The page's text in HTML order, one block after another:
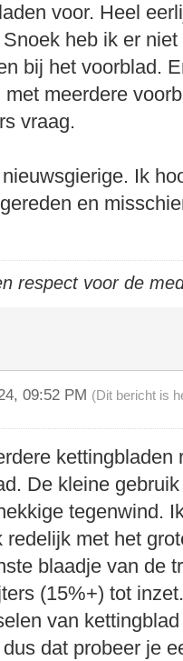
voor. Heel
heb ik er
bij het voorblad.
met meerdere
vraag.
Ik
en
respect voor de
09:52 PM (Dit bericht is
De kleine
tegenwind.
redelijk met het
blaadje van de
(15%+) tot
van
dat probeer je